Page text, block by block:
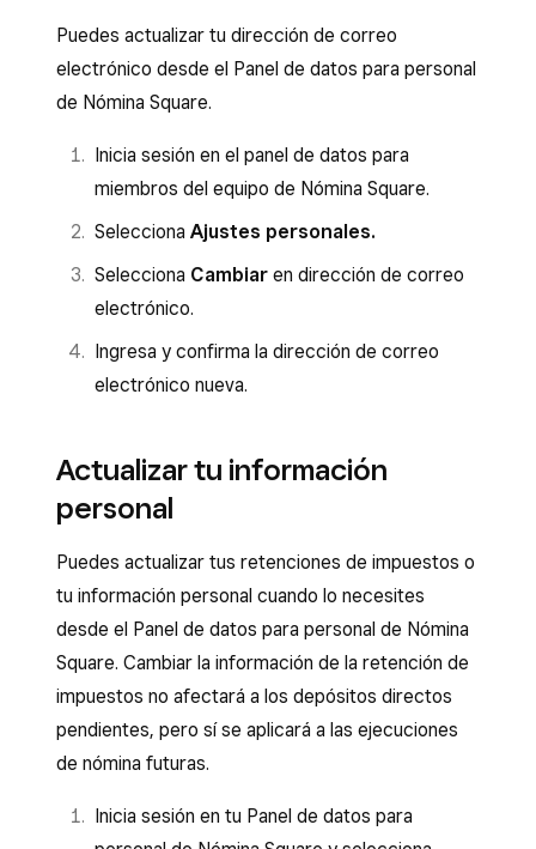
Puedes actualizar tu dirección de correo
electrónico desde el Panel de datos para personal
de Nómina Square.
Inicia sesión en el panel de datos para
miembros del equipo de Nómina Square.
Selecciona Ajustes personales.
Selecciona Cambiar en dirección de correo
electrónico.
Ingresa y confirma la dirección de correo
electrónico nueva.
Actualizar tu información
personal
Puedes actualizar tus retenciones de impuestos o
tu información personal cuando lo necesites
desde el Panel de datos para personal de Nómina
Square. Cambiar la información de la retención de
impuestos no afectará a los depósitos directos
pendientes, pero sí se aplicará a las ejecuciones
de nómina futuras.
Inicia sesión en tu Panel de datos para